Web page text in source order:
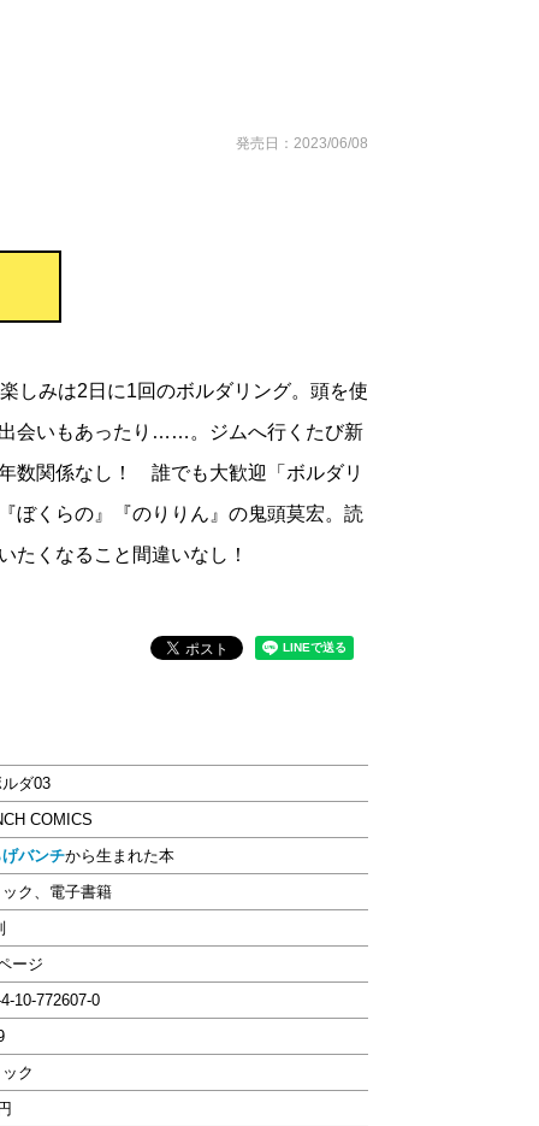
発売日：2023/06/08
しみは2日に1回のボルダリング。頭を使
会いもあったり……。ジムへ行くたび新
数関係なし！ 誰でも大歓迎「ボルダリ
ぼくらの』『のりりん』の鬼頭莫宏。読
たくなること間違いなし！
ルダ03
COMICS
げバンチから生まれた本
ック、電子書籍
ージ
10-772607-0
ク